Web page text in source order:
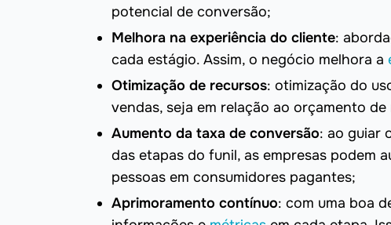
potencial de conversão;
Melhora na experiência do cliente:
cada estágio. Assim, o negócio melhora a
Otimização de recursos: otimização do
vendas, seja em relação ao orçamento
Aumento da taxa de conversão: ao guiar
das etapas do funil, as empresas podem
pessoas em consumidores pagantes;
Aprimoramento contínuo: com uma boa